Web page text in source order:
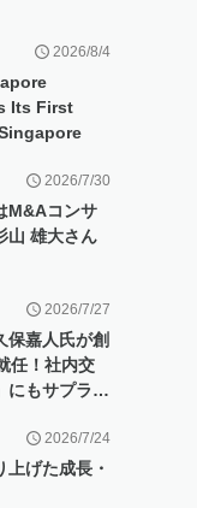
2026/8/4
Its First
2026/7/30
M&Aコンサ
山 雄大さん
2026/7/27
保嘉人氏が創
任！社内交
にもサプライ
2026/7/24
げた成長・